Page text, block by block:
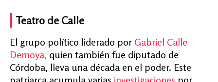
Teatro de Calle
El grupo político liderado por Gabriel Calle
Demoya, quien también fue diputado de
Córdoba, lleva una década en el poder. Este